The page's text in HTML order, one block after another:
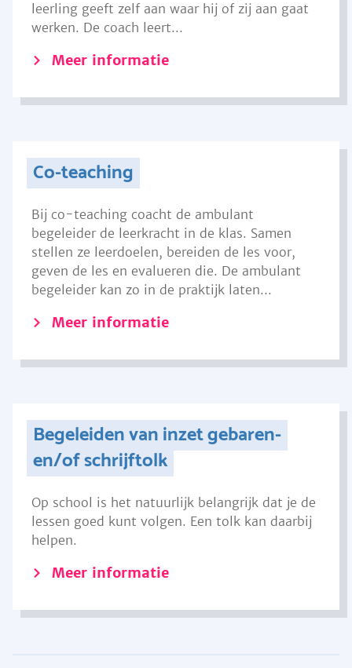
leerling geeft zelf aan waar hij of zij aan gaat
werken. De coach leert...
Meer informatie
Co-teaching
Bij co-teaching coacht de ambulant
begeleider de leerkracht in de klas. Samen
stellen ze leerdoelen, bereiden de les voor,
geven de les en evalueren die. De ambulant
begeleider kan zo in de praktijk laten...
Meer informatie
Begeleiden van inzet gebaren-
en/of schrijftolk
Op school is het natuurlijk belangrijk dat je de
lessen goed kunt volgen. Een tolk kan daarbij
helpen.
Meer informatie